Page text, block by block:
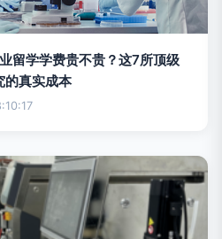
留学学费贵不贵？这7所顶级
的真实成本